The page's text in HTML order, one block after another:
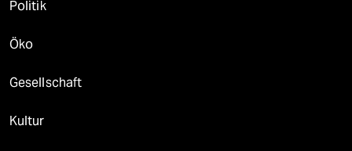
Politik
Öko
Gesellschaft
Kultur